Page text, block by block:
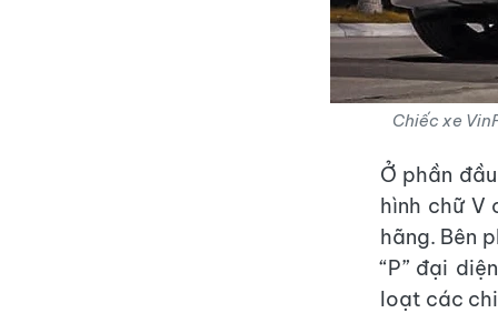
Chiếc xe
Ở phần
hình chữ V
hãng. Bên
“P” đại
loạt các